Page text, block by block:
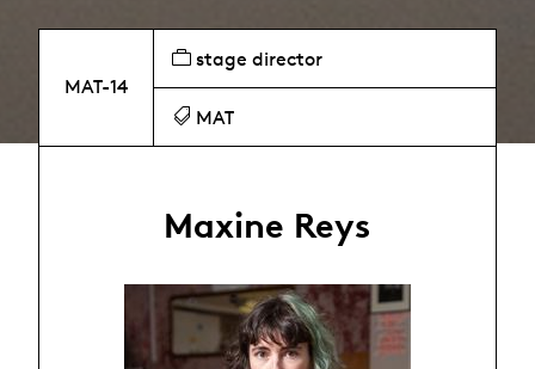
MAT-14
stage director
MAT
Maxine Reys